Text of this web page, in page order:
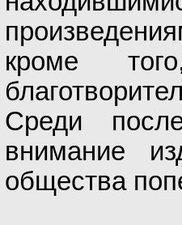
кроме
Среди
внимание
общества